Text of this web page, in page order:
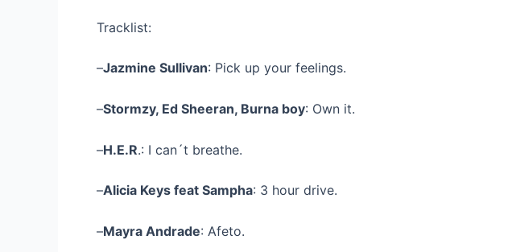
Tracklist:
–Jazmine Sullivan: Pick up your feelings.
–Stormzy, Ed Sheeran, Burna boy: Own it.
–H.E.R.: I can´t breathe.
–Alicia Keys feat Sampha: 3 hour drive.
–Mayra Andrade: Afeto.